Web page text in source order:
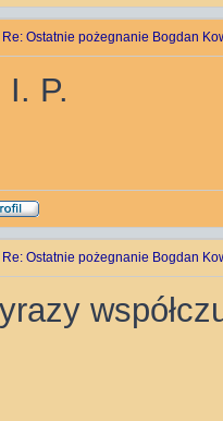
Re: Ostatnie pożegnanie Bogdan
I. P.
Re: Ostatnie pożegnanie Bogdan